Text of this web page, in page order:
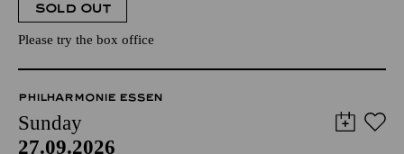
SOLD OUT
Please try the box office
PHILHARMONIE ESSEN
Sunday
27.09.2026